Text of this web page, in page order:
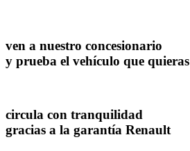
ven a nuestro concesionario
y prueba el vehículo que quieras
circula con tranquilidad
gracias a la garantía Renault